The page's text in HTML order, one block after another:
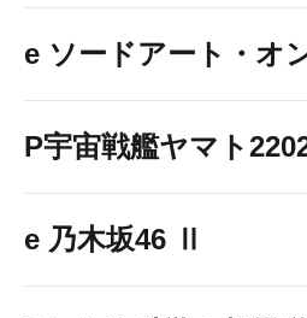
e ソードアート・オ
P宇宙戦艦ヤマト
e 乃木坂46 Ⅱ